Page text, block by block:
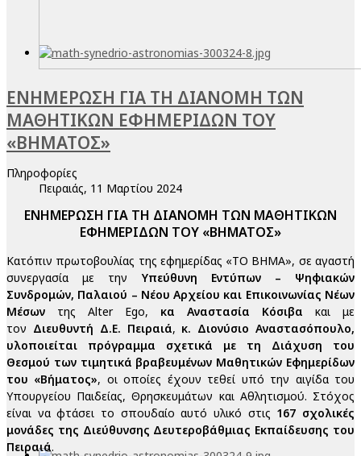
ΕΝΗΜΕΡΩΣΗ ΓΙΑ ΤΗ ΔΙΑΝΟΜΗ ΤΩΝ
ΜΑΘΗΤΙΚΩΝ ΕΦΗΜΕΡΙΔΩΝ ΤΟΥ
«ΒΗΜΑΤΟΣ»
Πληροφορίες
Πειραιάς, 11 Μαρτίου 2024
ΕΝΗΜΕΡΩΣΗ ΓΙΑ ΤΗ ΔΙΑΝΟΜΗ ΤΩΝ ΜΑΘΗΤΙΚΩΝ
ΕΦΗΜΕΡΙΔΩΝ ΤΟΥ «ΒΗΜΑΤΟΣ»
Κατόπιν πρωτοβουλίας της εφημερίδας «ΤΟ ΒΗΜΑ», σε αγαστή
συνεργασία με την Υπεύθυνη Εντύπων – Ψηφιακών
Συνδρομών, Παλαιού – Νέου Αρχείου και Επικοινωνίας Νέων
Μέσων της Alter Ego, κα Αναστασία Κόσιβα και
με
τον Διευθυντή Δ.Ε. Πειραιά, κ. Διονύσιο Αναστασόπουλο,
υλοποιείται πρόγραμμα σχετικά με τη Διάχυση του
Θεσμού των τιμητικά βραβευμένων Μαθητικών Εφημερίδων
του «Βήματος», οι οποίες έχουν τεθεί υπό την αιγίδα του
Υπουργείου Παιδείας, Θρησκευμάτων και Αθλητισμού. Στόχος
είναι να φτάσει το σπουδαίο αυτό υλικό στις 167 σχολικές
μονάδες της Διεύθυνσης Δευτεροβάθμιας Εκπαίδευσης του
Πειραιά.